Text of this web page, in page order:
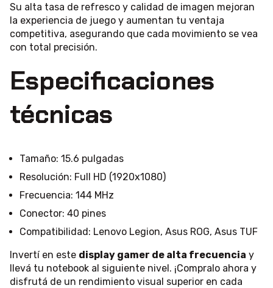
Su alta tasa de refresco y calidad de imagen mejoran
la experiencia de juego y aumentan tu ventaja
competitiva, asegurando que cada movimiento se vea
con total precisión.
Especificaciones
técnicas
Tamaño: 15.6 pulgadas
Resolución: Full HD (1920x1080)
Frecuencia: 144 MHz
Conector: 40 pines
Compatibilidad: Lenovo Legion, Asus ROG, Asus TUF
Invertí en este display gamer de alta frecuencia y
llevá tu notebook al siguiente nivel. ¡Compralo ahora y
disfrutá de un rendimiento visual superior en cada